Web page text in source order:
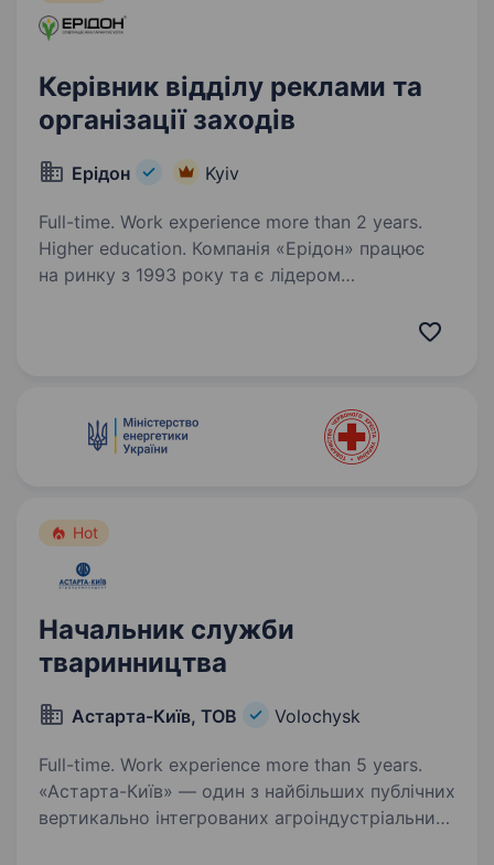
Керівник відділу реклами та
організації заходів
Ерідон Kyiv
Full-time. Work experience more than 2 years.
Higher education. Компанія «Ерідон» працює
на ринку з 1993 року та є лідером
сільськогосподарських підприємств України.
Hot
Начальник служби
тваринництва
Астарта-Київ, ТОВ Volochysk
Full-time. Work experience more than 5 years.
«Астарта-Київ» — один з найбільших публічних
вертикально інтегрованих агроіндустріальних